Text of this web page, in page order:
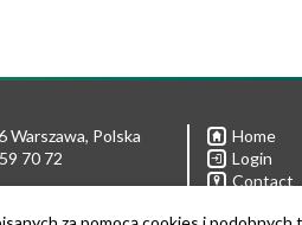
Warszawa, Polska
70 72
Home
Login
Contact